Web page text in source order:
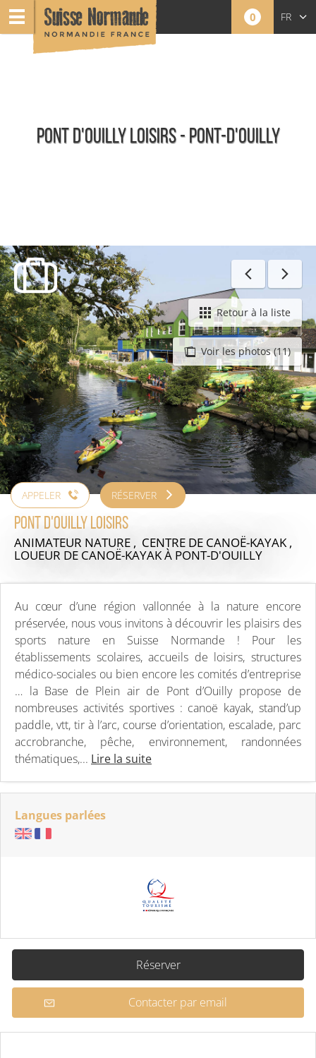
0 FR
PONT D'OUILLY LOISIRS - PONT-D'OUILLY
Toute l'offre Sports Nature
Voir les photos (11)
Retour à la liste
APPELER RÉSERVER
Pont d'Ouilly Loisirs
ANIMATEUR NATURE , CENTRE DE CANOË-KAYAK ,
LOUEUR DE CANOË-KAYAKÀ PONT-D'OUILLY
Au cœur d’une région vallonnée à la nature encore
préservée, nous vous invitons à découvrir les plaisirs des
sports nature en Suisse Normande ! Pour les
établissements scolaires, accueils de loisirs, structures
médico-sociales ou bien encore les comités d’entreprise
… la Base de Plein air de Pont d’Ouilly propose de
nombreuses activités sportives : canoë kayak, stand’up
paddle, vtt, tir à l’arc, course d’orientation, escalade, parc
accrobranche, pêche, environnement, randonnées
thématiques,... Lire la suite
Langues parlées
Réserver
Contacter par email